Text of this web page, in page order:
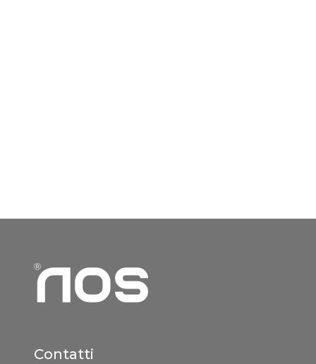
Contatti